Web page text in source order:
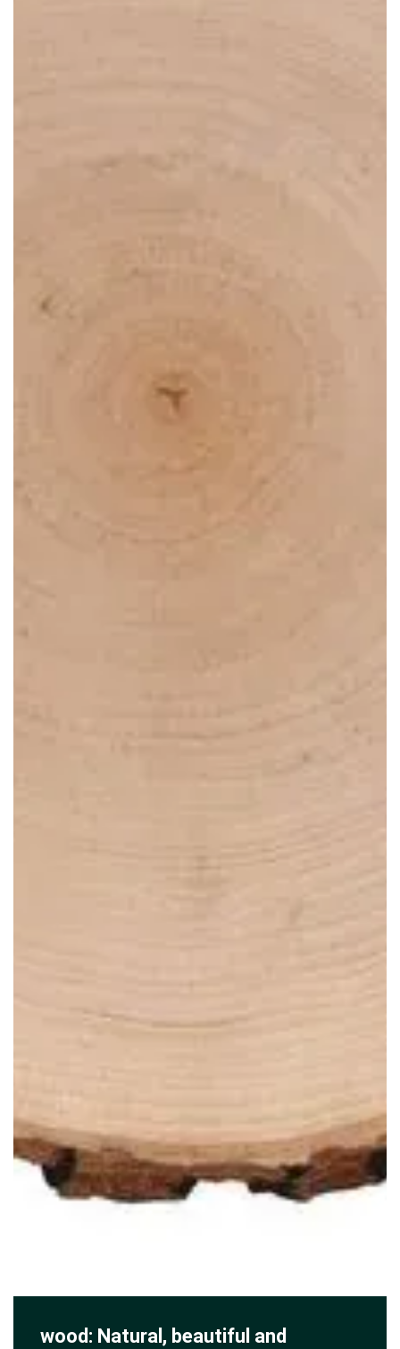
wood: Natural, beautiful and